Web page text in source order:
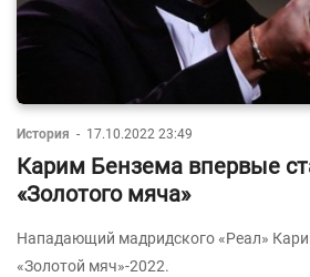
История - 17.10.2022 23:49
Карим Бензема впервые
«Золотого мяча»
Нападающий мадридского «Реал»
«Золотой мяч»-2022.